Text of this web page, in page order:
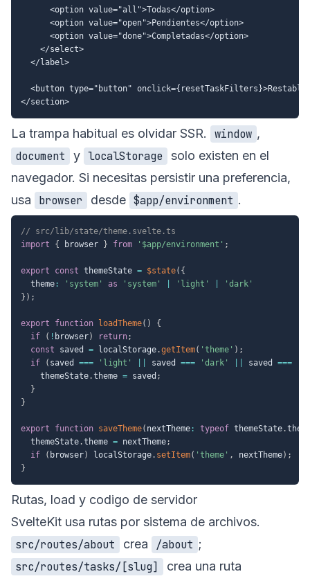
      <option value="all">Todas</option>
      <option value="open">Pendientes</option>
      <option value="done">Completadas</option>
    </select>
  </label>
<button type="button"
La trampa habitual es olvidar SSR. window ,
document
y localStorage
solo existen en el
navegador. Si necesitas persistir una preferencia,
usa
browser desde $app/environment .
// src/lib/state/theme.svelte.ts
import
{ browser } from '$app/environment' ;
export const themeState = $state( {
  theme
: 'system' as 'system' 'light'
'dark'
} ) ;
export function loadTheme( )
{
if
( ! browser) return;
const saved = localStorage.getItem( 'theme' ) ;
if
( saved === 'light' saved === 'dark' saved ===
    themeState
.theme = saved ;
}
}
export function saveTheme( nextTheme : typeof themeState.
  themeState
.theme = nextTheme;
if
( browser) localStorage. setItem( 'theme' , nextTheme) ;
}
Rutas, load y codigo de servidor
SvelteKit usa rutas por sistema de archivos.
src/routes/about
crea /about ;
src/routes/tasks/[slug]
crea una ruta